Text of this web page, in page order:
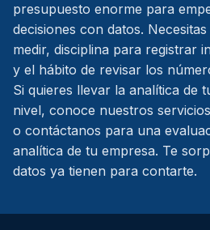
presupuesto enorme para
decisiones con datos.
medir, disciplina para registrar
y el hábito de revisar los
Si quieres llevar la analítica de
nivel, conoce nuestros
o contáctanos para una
analítica de tu empresa. Te
datos ya tienen para contarte.